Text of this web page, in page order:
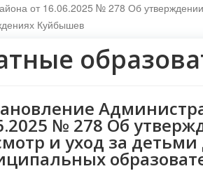
от 16.06.2025 № 278 Об
Куйбышев
№ 278 Об
и уход за